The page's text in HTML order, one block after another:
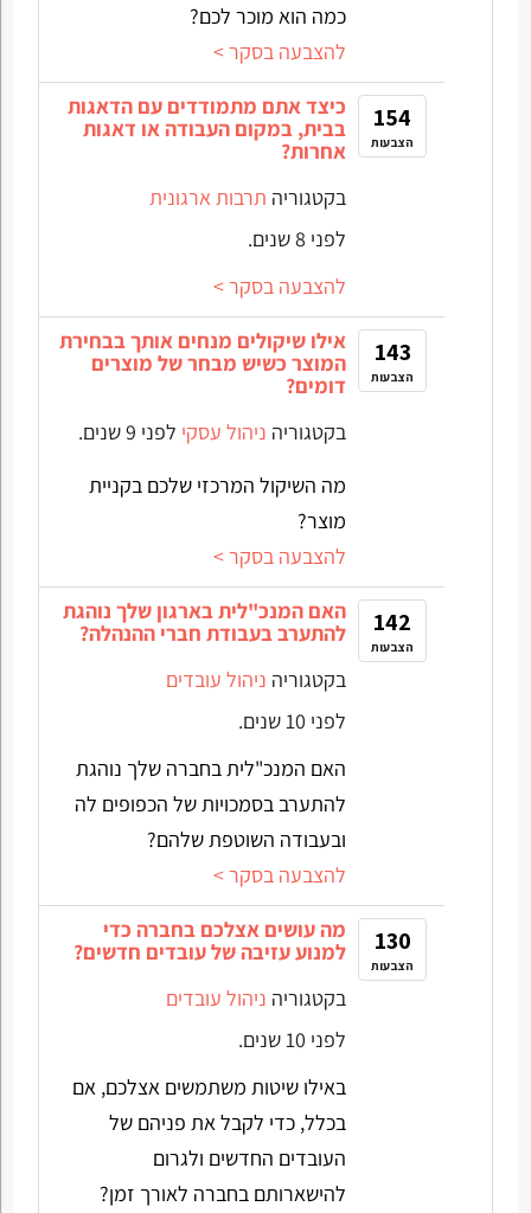
כמה הוא מוכר לכם?
להצבעה בסקר >
154
הצבעות
כיצד אתם מתמודדים עם הדאגות
בבית, במקום העבודה או דאגות
אחרות?
בקטגוריה תרבות ארגונית
לפני 8 שנים.
להצבעה בסקר >
143
הצבעות
אילו שיקולים מנחים אותך בבחירת
המוצר כשיש מבחר של מוצרים
דומים?
בקטגוריה ניהול עסקי לפני 9 שנים.
מה השיקול המרכזי שלכם בקניית
מוצר?
להצבעה בסקר >
142
הצבעות
האם המנכ"לית בארגון שלך נוהגת
להתערב בעבודת חברי ההנהלה?
בקטגוריה ניהול עובדים
לפני 10 שנים.
האם המנכ"לית בחברה שלך נוהגת
להתערב בסמכויות של הכפופים לה
ובעבודה השוטפת שלהם?
להצבעה בסקר >
130
הצבעות
מה עושים אצלכם בחברה כדי
למנוע עזיבה של עובדים חדשים?
בקטגוריה ניהול עובדים
לפני 10 שנים.
באילו שיטות משתמשים אצלכם, אם
בכלל, כדי לקבל את פניהם של
העובדים החדשים ולגרום
להישארותם בחברה לאורך זמן?